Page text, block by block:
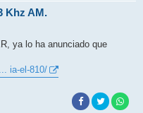
Khz AM.
ya lo ha anunciado que
ia-el-810/